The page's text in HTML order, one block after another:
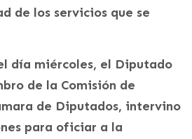
de los servicios que se
día miércoles, el Diputado
de la Comisión de
de Diputados, intervino
para oficiar a la